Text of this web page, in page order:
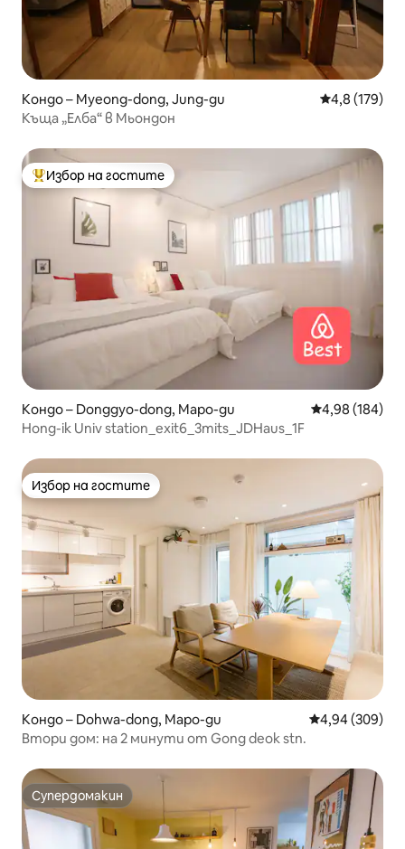
Кондо – Myeong-dong, Jung-gu Средна
4,8 (179)
Къща „Елба“ в Мьондон
Най-популярен избор на гостите
Избор на гостите
Кондо – Donggyo-dong, Mapo-gu Средна
4,98 (184)
Hong-ik Univ station_exit6_3mits_JDHaus_1F
Избор на гостите
Избор на гостите
Кондо – Dohwa-dong, Mapo-gu Средна
4,94 (309)
Втори дом: на 2 минути от Gong deok stn.
Супердомакин
Супердомакин